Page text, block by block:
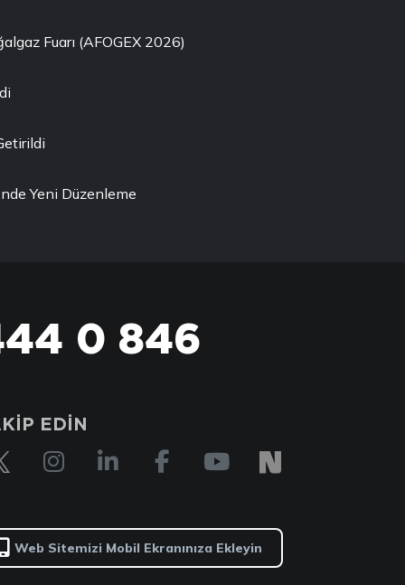
Fuarı (AFOGEX 2026)
Yeni Düzenleme
0 846
EDİN
Web Sitemizi Mobil Ekranınıza Ekleyin